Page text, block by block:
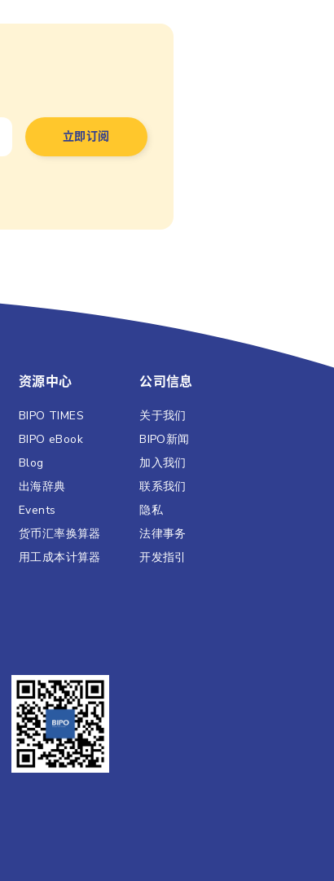
资源中心
BIPO TIMES
BIPO eBook
Blog
出海辞典
Events
货币汇率换算器
用工成本计算器
公司信息
关于我们
BIPO新闻​
加入我们
联系我们
隐私
法律事务
开发指引